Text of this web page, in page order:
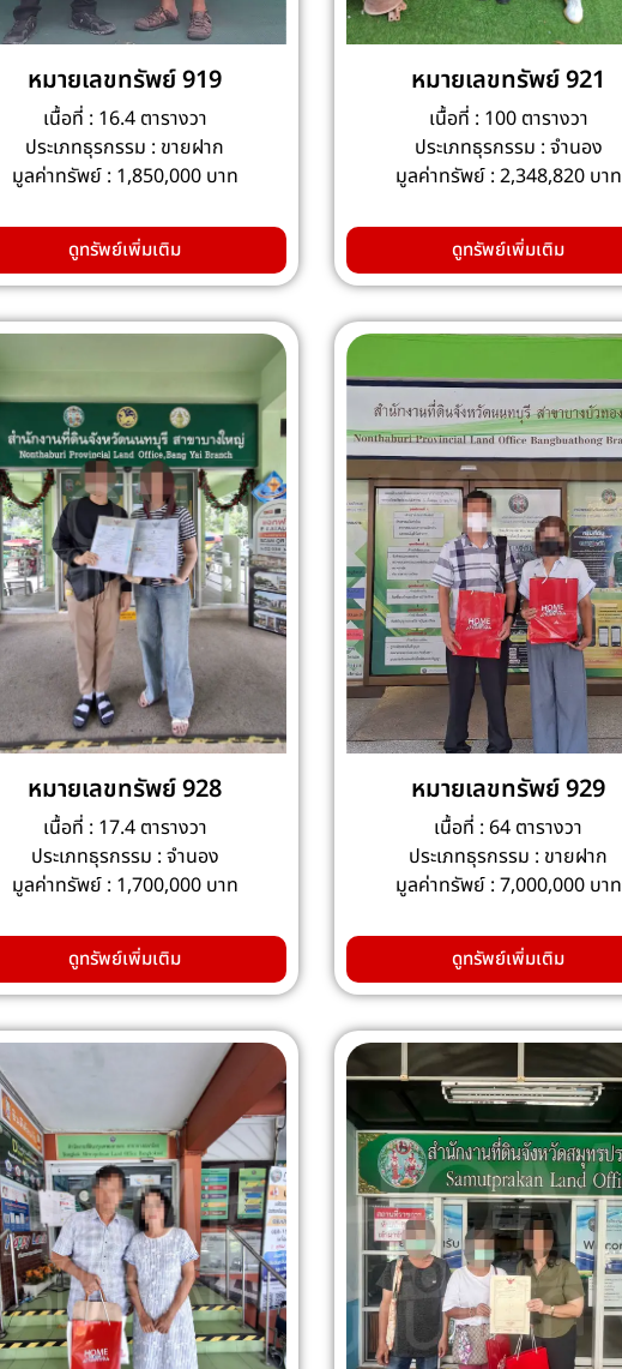
หมายเลขทรัพย์ 919
เนื้อที่ : 16.4 ตารางวา
ประเภทธุรกรรม : ขายฝาก
มูลค่าทรัพย์ : 1,850,000 บาท
ดูทรัพย์เพิ่มเติม
หมายเลขทรัพย์ 921
เนื้อที่ : 100 ตารางวา
ประเภทธุรกรรม : จำนอง
มูลค่าทรัพย์ : 2,348,820 บาท
ดูทรัพย์เพิ่มเติม
หมายเลขทรัพย์ 928
เนื้อที่ : 17.4 ตารางวา
ประเภทธุรกรรม : จำนอง
มูลค่าทรัพย์ : 1,700,000 บาท
ดูทรัพย์เพิ่มเติม
หมายเลขทรัพย์ 929
เนื้อที่ : 64 ตารางวา
ประเภทธุรกรรม : ขายฝาก
มูลค่าทรัพย์ : 7,000,000 บาท
ดูทรัพย์เพิ่มเติม